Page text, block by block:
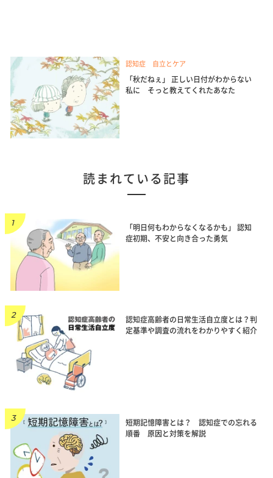
認知症 自立とケア
「秋だねぇ」 正しい日付がわからない
私に そっと教えてくれたあなた
読まれている記事
「明日何もわからなくなるかも」 認知
症初期、不安と向き合った勇気
認知症高齢者の日常生活自立度とは？判
定基準や調査の流れをわかりやすく紹介
短期記憶障害とは？ 認知症での忘れる
順番 原因と対策を解説